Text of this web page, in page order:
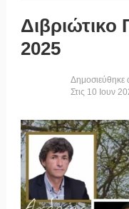
Διβριώτικο
2025
Δημοσιεύθηκε
Στις 10 Ιουν